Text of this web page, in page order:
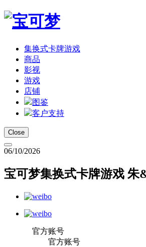
集换式卡牌游戏
商品
影视
游戏
店铺
图鉴
客户支持
Close
06/10/2026
宝可梦集换式卡牌游戏 朱
官方账号
官方账号